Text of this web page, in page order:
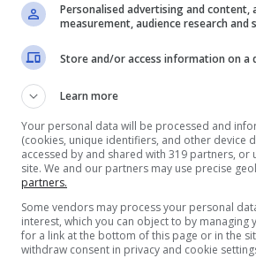
Personalised advertising and
measurement, audience research and
Store and/or access information on a
Learn more
Your personal data will be processed and
(cookies, unique identifiers, and other device
accessed by and shared with 319 partners, or
site. We and our partners may use precise
partners.
Some vendors may process your personal
interest, which you can object to by
for a link at the bottom of this page or in the
withdraw consent in privacy and cookie